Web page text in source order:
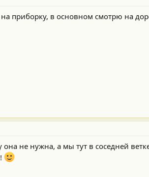
приборку, в основном смотрю на
не нужна, а мы тут в соседней